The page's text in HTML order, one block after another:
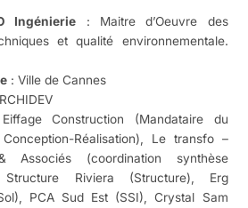
Ingénierie : Maitre d’Oeuvre des
et qualité environnementale.
: Ville de Cannes
Construction (Mandataire du
Réalisation), Le transfo –
Associés (coordination synthèse
Structure Riviera (Structure), Erg
PCA Sud Est (SSI), Crystal Sam